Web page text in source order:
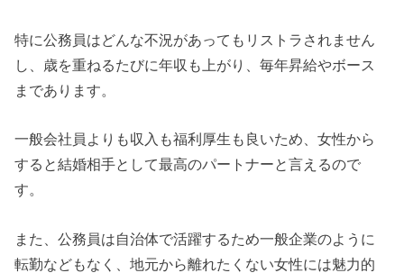
特に公務員はどんな不況があってもリストラされません
し、歳を重ねるたびに年収も上がり、毎年昇給やボース
まであります。
一般会社員よりも収入も福利厚生も良いため、女性から
すると結婚相手として最高のパートナーと言えるので
す。
また、公務員は自治体で活躍するため一般企業のように
転勤などもなく、地元から離れたくない女性には魅力的